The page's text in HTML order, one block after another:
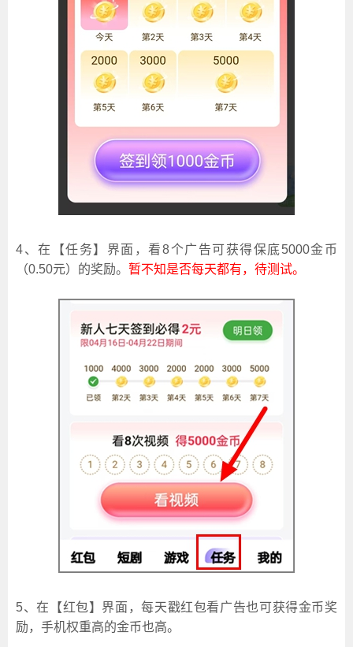
4、在【任务】界面，看8个广告可获得保底5000金币
（0.50元）的奖励。 暂不知是否每天都有，待测试。
5、在【红包】界面，每天戳红包看广告也可获得金币奖
励，手机权重高的金币也高。